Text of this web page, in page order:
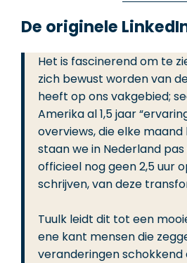
De originele
Het is fascinerend om te
zich bewust worden van
heeft op ons vakgebied;
Amerika al 1,5 jaar
overviews, die elke maand
staan we in Nederland
officieel nog geen 2,5 uur
schrijven, van deze
Tuulk leidt dit tot een
ene kant mensen die
veranderingen schokkend